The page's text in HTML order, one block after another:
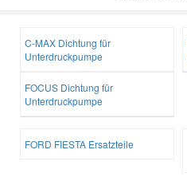
C-MAX Dichtung für
Unterdruckpumpe
FOCUS Dichtung für
Unterdruckpumpe
FORD FIESTA Ersatzteile